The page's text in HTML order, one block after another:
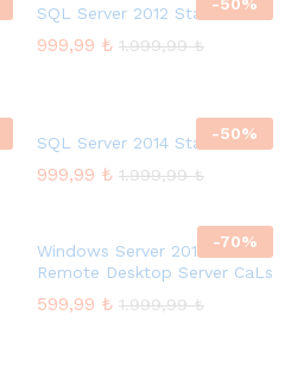
-50%
SQL Server 2012 Standard
999,99 ₺ 1.999,99₺
-50%
SQL Server 2014 Standard
999,99 ₺ 1.999,99₺
-70%
Windows Server 2012
Remote Desktop Server CaLs
599,99 ₺ 1.999,99₺